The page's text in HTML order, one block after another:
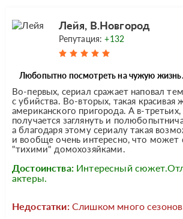
Лейя, В.Новгород
Репутация:+132
Любопытно посмотреть на чужую жизнь.
Во-первых, сериал сражает наповал
с убийства. Во-вторых, такая красивая
американского пригорода. А в-третьих,
получается заглянуть и
а благодаря этому сериалу такая
и вообще очень интересно, что может
"тихими" домохозяйками.
Достоинства: Интересный
актеры.
Недостатки: Слишком много